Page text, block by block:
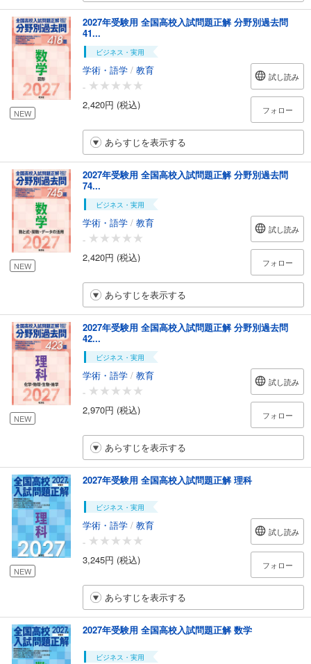
NEW
2027年受験用 全国高校入試問題正解 分野別過去問
41...
ビジネス・実用
学術・語学 / 教育
-
2,420円 (税込)
試し読み
フォロー
あらすじを表示する
NEW
2027年受験用 全国高校入試問題正解 分野別過去問
74...
ビジネス・実用
学術・語学 / 教育
-
2,420円 (税込)
試し読み
フォロー
あらすじを表示する
NEW
2027年受験用 全国高校入試問題正解 分野別過去問
42...
ビジネス・実用
学術・語学 / 教育
-
2,970円 (税込)
試し読み
フォロー
あらすじを表示する
NEW
2027年受験用 全国高校入試問題正解 理科
ビジネス・実用
学術・語学 / 教育
-
3,245円 (税込)
試し読み
フォロー
あらすじを表示する
2027年受験用 全国高校入試問題正解 数学
ビジネス・実用